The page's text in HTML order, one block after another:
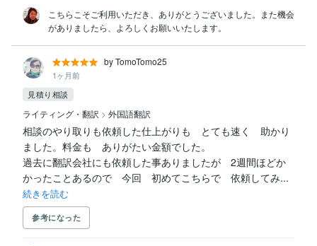
こちらこそご利用いただき、ありがとうございました。また機会
がありましたら、よろしくお願いいたします。
by TomoTomo25
1ヶ月前
見積り相談
ライティング・翻訳 > 外国語翻訳
相談のやり取りも依頼した仕上がりも　とても速く　助かり
ました。料金も　ありがたい金額でした。
過去に翻訳会社にも依頼した事ありましたが　2週間ほどか
かったことあるので　今回　初めてこちらで　依頼してみ...
続きを読む
参考になった